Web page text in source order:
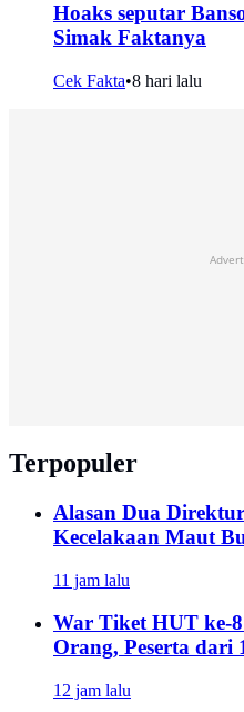
Hoaks seputar
Simak Faktanya
Cek Fakta•8 hari lalu
Terpopuler
Alasan Dua
Kecelakaan Maut
11 jam lalu
War Tiket HUT ke-
Orang, Peserta dari
12 jam lalu